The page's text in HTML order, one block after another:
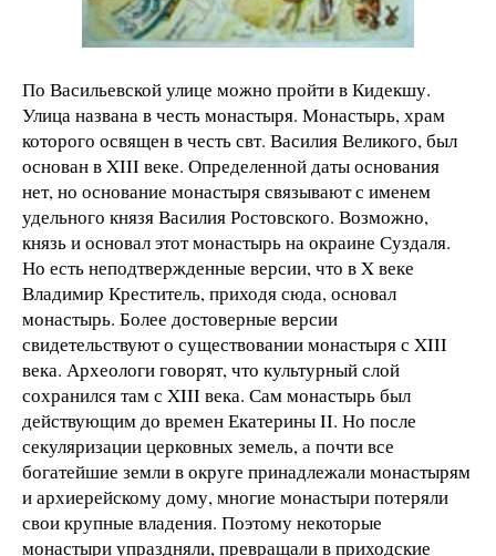
По Васильевской улице можно пройти в Кидекшу.
Улица названа в честь монастыря. Монастырь, храм
которого освящен в честь свт. Василия Великого, был
основан в XIII веке. Определенной даты основания
нет, но основание монастыря связывают с именем
удельного князя Василия Ростовского. Возможно,
князь и основал этот монастырь на окраине Суздаля.
Но есть неподтвержденные версии, что в X веке
Владимир Креститель, приходя сюда, основал
монастырь. Более достоверные версии
свидетельствуют о существовании монастыря с XIII
века. Археологи говорят, что культурный слой
сохранился там с XIII века. Сам монастырь был
действующим до времен Екатерины II. Но после
секуляризации церковных земель, а почти все
богатейшие земли в округе принадлежали монастырям
и архиерейскому дому, многие монастыри потеряли
свои крупные владения. Поэтому некоторые
монастыри упраздняли, превращали в приходские